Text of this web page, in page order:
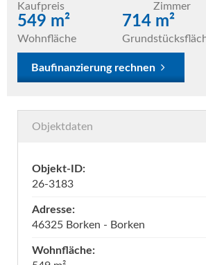
Kaufpreis Zimmer
549 m²
Wohnfläche
714 m²
Baufinanzierung rechnen
Objektdaten
Objekt-ID:
26-3183
Adresse:
46325 Borken - Borken
Wohnfläche: